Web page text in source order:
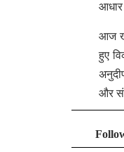
आज
हुए
और